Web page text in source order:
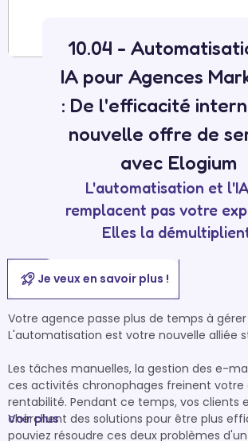
10.04 -
IA pour Agences
: De l'efficacité
nouvelle offre de
avec Elogium
L'automatisation et
remplacent pas votre
Elles la
Je veux en savoir plus !
Votre agence passe plus de temps à
L'automatisation est votre nouvelle alliée
Les tâches manuelles, la gestion des e-
ces activités chronophages freinent
rentabilité. Pendant ce temps, vos clients
cherchent des solutions pour être plus
pouviez résoudre ces deux problèmes
Voir plus